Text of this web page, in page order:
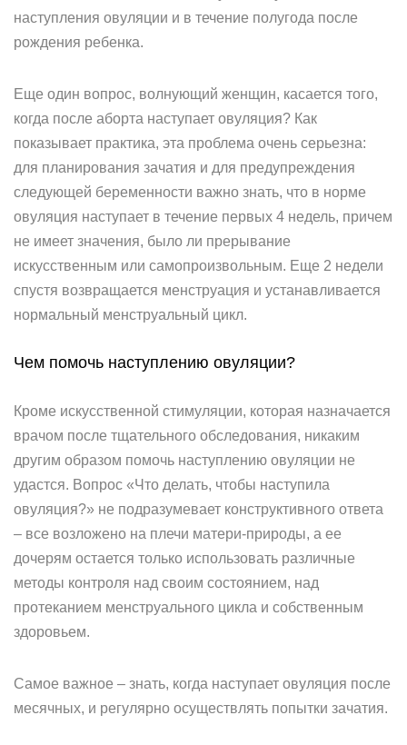
наступления овуляции и в течение полугода после
рождения ребенка.
Еще один вопрос, волнующий женщин, касается того,
когда после аборта наступает овуляция? Как
показывает практика, эта проблема очень серьезна:
для планирования зачатия и для предупреждения
следующей беременности важно знать, что в норме
овуляция наступает в течение первых 4 недель, причем
не имеет значения, было ли прерывание
искусственным или самопроизвольным. Еще 2 недели
спустя возвращается менструация и устанавливается
нормальный менструальный цикл.
Чем помочь наступлению овуляции?
Кроме искусственной стимуляции, которая назначается
врачом после тщательного обследования, никаким
другим образом помочь наступлению овуляции не
удастся. Вопрос «Что делать, чтобы наступила
овуляция?» не подразумевает конструктивного ответа
– все возложено на плечи матери-природы, а ее
дочерям остается только использовать различные
методы контроля над своим состоянием, над
протеканием менструального цикла и собственным
здоровьем.
Самое важное – знать, когда наступает овуляция после
месячных, и регулярно осуществлять попытки зачатия.